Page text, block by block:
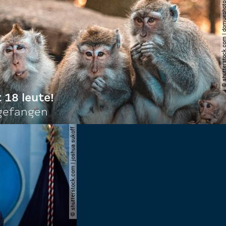
©
leute!
© shutterstock.com | joshua sukoff